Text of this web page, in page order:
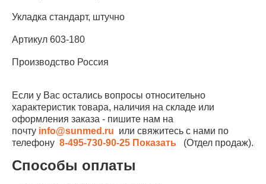
Укладка стандарт, штучно
Артикул 603-180
Производство Россия
Если у Вас остались вопросы относительно
характеристик товара, наличия на складе или
оформления заказа - пишите нам на
почту info@sunmed.ru или свяжитесь с нами по
телефону 8-495-730-90-25 Показать (Отдел продаж).
Способы оплаты